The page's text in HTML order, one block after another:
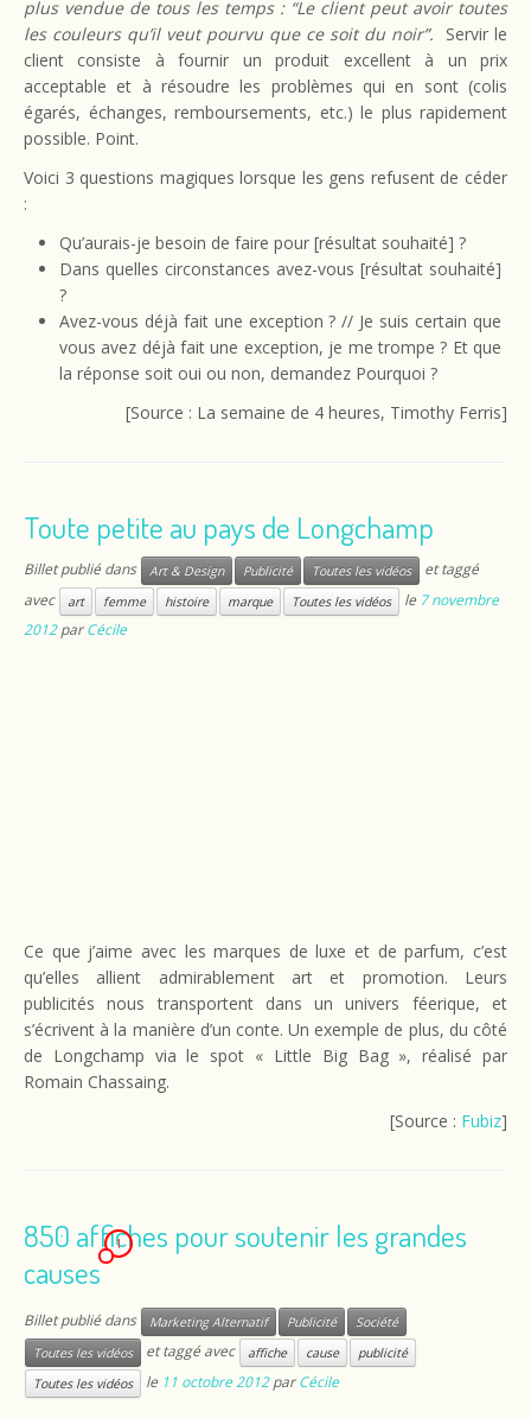
plus vendue de tous les temps : “Le client peut avoir toutes
les couleurs qu’il veut pourvu que ce soit du noir”. Servir le
client consiste à fournir un produit excellent à un prix
acceptable et à résoudre les problèmes qui en sont (colis
égarés, échanges, remboursements, etc.) le plus rapidement
possible. Point.
Voici 3 questions magiques lorsque les gens refusent de céder
:
Qu’aurais-je besoin de faire pour [résultat souhaité] ?
Dans quelles circonstances avez-vous [résultat souhaité]
?
Avez-vous déjà fait une exception ? // Je suis certain que
vous avez déjà fait une exception, je me trompe ? Et que
la réponse soit oui ou non, demandez Pourquoi ?
[Source : La semaine de 4 heures, Timothy Ferris]
Toute petite au pays de Longchamp
Billet publié dans Art & Design Publicité Toutes les vidéos
et taggé
avec
art femme histoire marque Toutes les vidéos le 7 novembre
2012 parCécile
Ce que j’aime avec les marques de luxe et de parfum, c’est
qu’elles allient admirablement art et promotion. Leurs
publicités nous transportent dans un univers féerique, et
s’écrivent à la manière d’un conte. Un exemple de plus, du côté
de Longchamp via le spot « Little Big Bag », réalisé par
Romain Chassaing.
[Source : Fubiz]
850 affiches pour soutenir les grandes
causes
1
Billet publié dans Marketing Alternatif Publicité
Société
Toutes les vidéos
et taggé avec affiche cause
publicité
Toutes les vidéos
le 11 octobre 2012 parCécile